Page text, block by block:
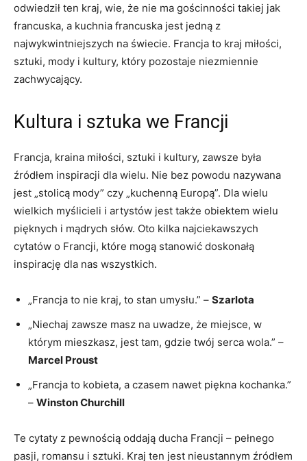
odwiedził ten kraj, wie, że nie ma gościnności takiej jak‍
francuska, a kuchnia francuska jest jedną z
najwykwintniejszych⁤ na świecie. Francja to kraj miłości,
sztuki, ⁢mody i kultury, który pozostaje niezmiennie
zachwycający.
Kultura i sztuka⁤ we Francji
Francja, kraina miłości, sztuki i kultury, zawsze była
źródłem inspiracji ​dla wielu. Nie bez powodu nazywana
jest „stolicą mody” czy „kuchenną Europą”. Dla wielu
wielkich myślicieli i artystów ⁤jest także obiektem wielu
pięknych i mądrych ​słów. Oto kilka najciekawszych
cytatów o Francji, które mogą stanowić doskonałą
inspirację dla nas wszystkich.
„Francja to nie ⁢kraj,⁣ to stan umysłu.”⁣ – Szarlota
„Niechaj zawsze ‍masz na uwadze, że miejsce, w
którym mieszkasz, jest tam, gdzie twój serca wola.” –
Marcel Proust
„Francja to kobieta, ‌a czasem nawet piękna kochanka.”
– Winston Churchill
Te cytaty z pewnością oddają ducha Francji – pełnego
pasji, romansu i sztuki.‍ Kraj ten jest nieustannym źródłem